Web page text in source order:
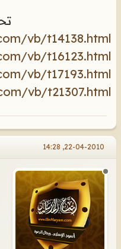
vb/t14138.html
vb/t16123.html
vb/t17193.html
vb/t21307.html
22-04-2010, 14:28